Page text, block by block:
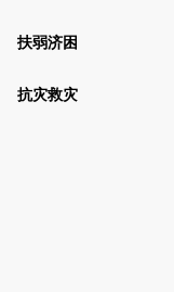
扶弱济困
抗灾救灾